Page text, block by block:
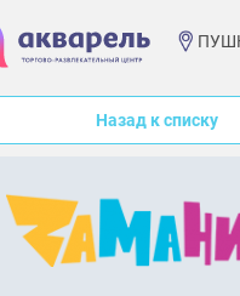
Назад к списку